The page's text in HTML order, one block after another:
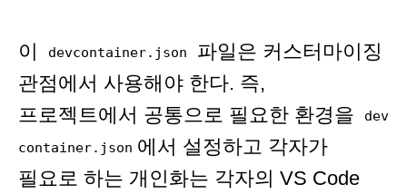
이 devcontainer.json
파일은 커스터마이징
관점에서 사용해야 한다. 즉,
프로젝트에서 공통으로 필요한 환경을
dev
container.json 에서 설정하고 각자가
필요로 하는 개인화는 각자의 VS Code